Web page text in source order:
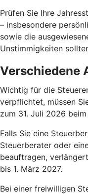
Prüfen Sie Ihre
– insbesondere
sowie die
Unstimmigkeiten
Verschiedene
Wichtig für die
verpflichtet, müssen
zum 31. Juli 2026
Falls Sie eine
Steuerberater oder
beauftragen,
bis 1. März 2027.
Bei einer freiwilligen